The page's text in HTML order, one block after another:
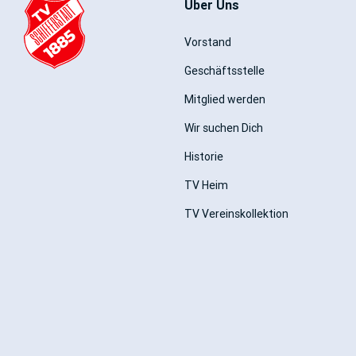
Über Uns
Vorstand
Geschäftsstelle
Mitglied werden
Wir suchen Dich
Historie
TV Heim
TV Vereinskollektion